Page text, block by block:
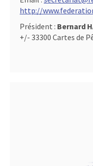
http://
Président : Bernard
+/- 33300 Cartes de